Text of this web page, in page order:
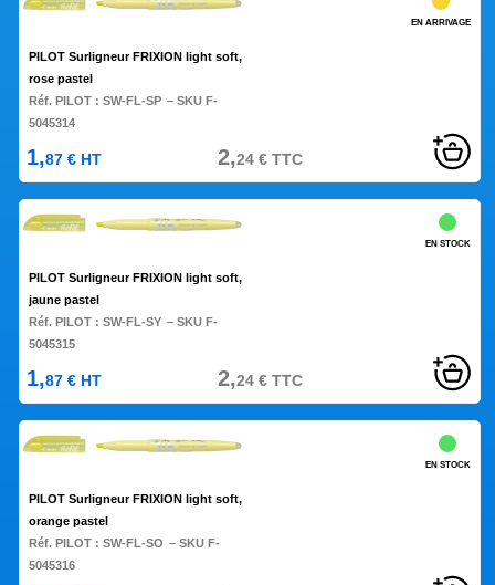
PILOT Surligneur FRIXION light soft,
rose pastel
Réf. PILOT :SW-FL-SP – SKU F-
5045314
EN ARRIVAGE
1,87 € HT 2,24€TTC
PILOT Surligneur FRIXION light soft,
jaune pastel
Réf. PILOT :SW-FL-SY – SKU F-
5045315
EN STOCK
1,87 € HT 2,24€TTC
PILOT Surligneur FRIXION light soft,
orange pastel
Réf. PILOT :SW-FL-SO – SKU F-
5045316
EN STOCK